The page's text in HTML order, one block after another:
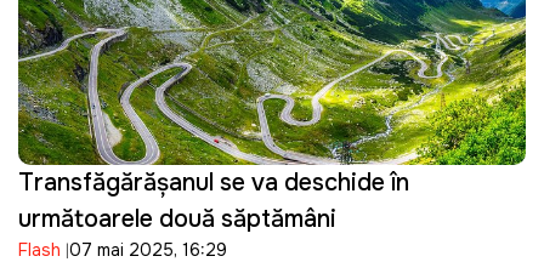
Transfăgărăşanul se va deschide în
următoarele două săptămâni
Flash 07 mai 2025, 16:29